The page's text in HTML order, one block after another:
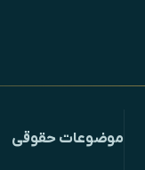
موضوعات حقوقی